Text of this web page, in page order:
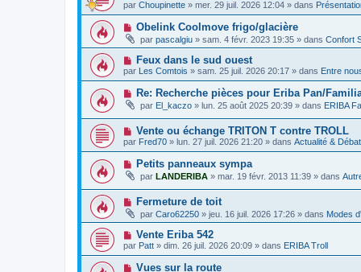
g
e
s
s
a
g
e
a
u
m
e
s
s
a
g
o
v
e
a
u
m
e
s
s
a
g
e
par Choupinette » mer. 29 juil. 2026 12:04 » dans
N
o
u
v
e
a
u
m
e
s
s
a
g
e
Obelink Coolmove frigo/glacière
par pascalgiu » sam. 4 févr. 2023 19:35 » dans Confort
N
o
v
e
a
u
m
s
s
g
Feux dans le sud ouest
par Les Comtois » sam. 25 juil. 2026 20:17 » dans Entre
N
o
u
v
e
a
u
m
e
s
s
a
g
e
Re: Recherche pièces pour Eriba Pan/
par El_kaczo » lun. 25 août 2025 20:39 » dans ERIBA
N
o
u
v
e
a
m
e
s
s
a
g
e
Vente ou échange TRITON T contre TROLL
par Fred70 » lun. 27 juil. 2026 21:20 » dans Actualité &
N
u
v
e
a
u
m
s
s
a
Petits panneaux sympa
par LANDERIBA » mar. 19 févr. 2013 11:39 » dans
N
u
v
a
u
m
Fermeture de toit
par Caro62250 » jeu. 16 juil. 2026 17:26 » dans Modes
N
o
u
v
Vente Eriba 542
par Patt » dim. 26 juil. 2026 20:09 » dans ERIBA Troll
NVues sur la route